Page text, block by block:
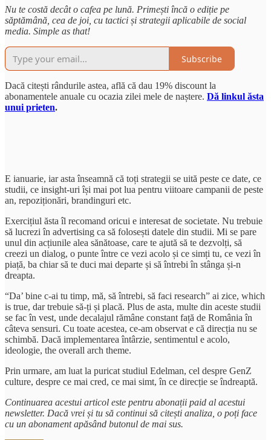
Nu te costă decât o cafea pe lună. Primești încă o ediție pe
săptămână, cea de joi, cu tactici și strategii aplicabile de social
media. Simple as that!
Subscribe
Dacă citești rândurile astea, află că dau 19% discount la
abonamentele anuale cu ocazia zilei mele de naștere. Dă linkul ăsta
unui prieten.
E ianuarie, iar asta înseamnă că toți strategii se uită peste ce date, ce
studii, ce insight-uri își mai pot lua pentru viitoare campanii de peste
an, repoziționări, brandinguri etc.
Exercițiul ăsta îl recomand oricui e interesat de societate. Nu trebuie
să lucrezi în advertising ca să folosești datele din studii. Mi se pare
unul din acțiunile alea sănătoase, care te ajută să te dezvolți, să
creezi un dialog, o punte între ce vezi acolo și ce simți tu, ce vezi în
piață, ba chiar să te duci mai departe și să întrebi în stânga și-n
dreapta.
“Da’ bine c-ai tu timp, mă, să întrebi, să faci research” ai zice, which
is true, dar trebuie să-ți și placă. Plus de asta, multe din aceste studii
se fac în vest, unde decalajul rămâne constant față de România în
câteva sensuri. Cu toate acestea, ce-am observat e că direcția nu se
schimbă. Dacă implementarea întârzie, sentimentul e acolo,
ideologie, the overall arch theme.
Prin urmare, am luat la puricat studiul Edelman, cel despre GenZ
culture, despre ce mai cred, ce mai simt, în ce direcție se îndreaptă.
Continuarea acestui articol este pentru abonații paid al acestui
newsletter. Dacă vrei și tu să continui să citești analiza, o poți face
cu un abonament apăsând butonul de mai sus.